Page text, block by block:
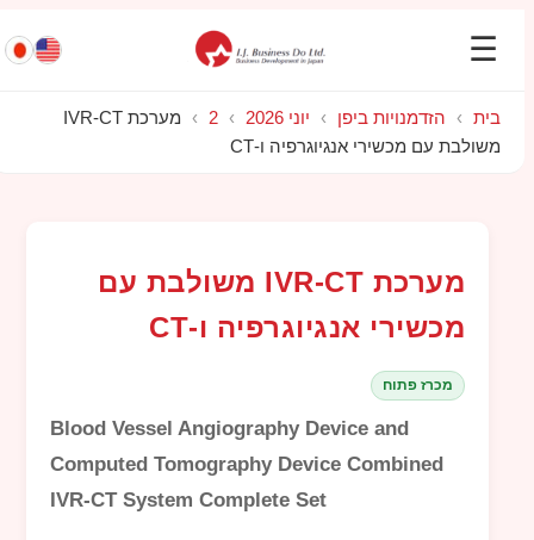
☰
בית › הזדמנויות ביפן › יוני 2026 ›
›
מערכת IVR-CT
משולבת עם מכשירי אנגיוגרפיה ו-CT
מערכת IVR-CT משולבת עם
מכשירי אנגיוגרפיה ו-CT
מכרז פתוח
Blood Vessel Angiography Device and
Computed Tomography Device Combined
IVR-CT System Complete Set